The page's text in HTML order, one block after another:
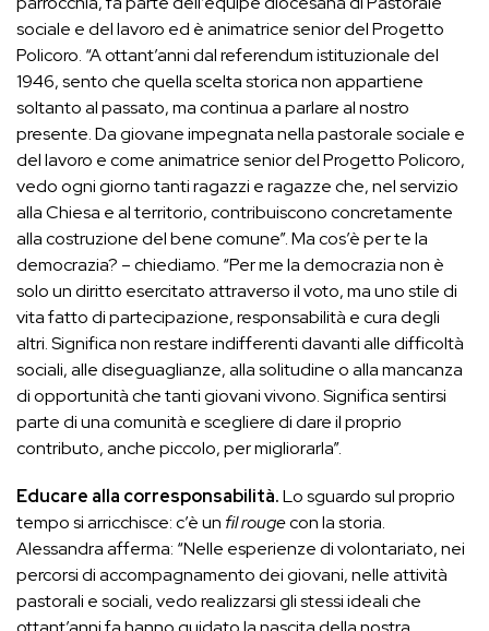
sociale e del lavoro ed è animatrice senior del Progetto
Policoro. “A ottant’anni dal referendum istituzionale del
1946, sento che quella scelta storica non appartiene
soltanto al passato, ma continua a parlare al nostro
presente. Da giovane impegnata nella pastorale sociale e
del lavoro e come animatrice senior del Progetto Policoro,
vedo ogni giorno tanti ragazzi e ragazze che, nel servizio
alla Chiesa e al territorio, contribuiscono concretamente
alla costruzione del bene comune”. Ma cos’è per te la
democrazia? – chiediamo. “Per me la democrazia non è
solo un diritto esercitato attraverso il voto, ma uno stile di
vita fatto di partecipazione, responsabilità e cura degli
altri. Significa non restare indifferenti davanti alle difficoltà
sociali, alle diseguaglianze, alla solitudine o alla mancanza
di opportunità che tanti giovani vivono. Significa sentirsi
parte di una comunità e scegliere di dare il proprio
contributo, anche piccolo, per migliorarla”.
Educare alla corresponsabilità.Lo sguardo sul proprio
tempo si arricchisce: c’è un fil rougecon la storia.
Alessandra afferma: “Nelle esperienze di volontariato, nei
percorsi di accompagnamento dei giovani, nelle attività
pastorali e sociali, vedo realizzarsi gli stessi ideali che